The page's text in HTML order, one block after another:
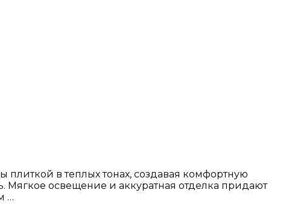
плиткой в теплых тонах, создавая комфортную
освещение и аккуратная отделка придают
…